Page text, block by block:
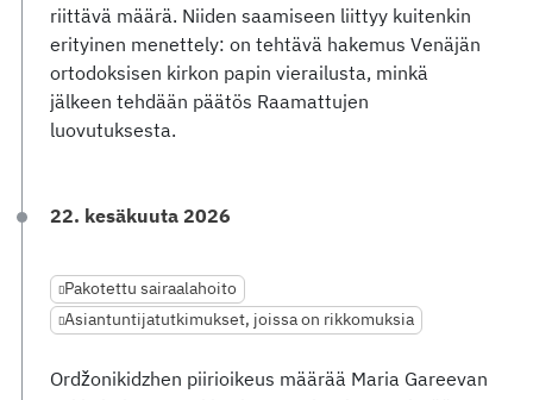
riittävä määrä. Niiden saamiseen liittyy kuitenkin
erityinen menettely: on tehtävä hakemus Venäjän
ortodoksisen kirkon papin vierailusta, minkä
jälkeen tehdään päätös Raamattujen
luovutuksesta.
22. kesäkuuta 2026
Pakotettu sairaalahoito
Asiantuntijatutkimukset, joissa on rikkomuksia
Ordžonikidzhen piirioikeus määrää Maria Gareevan